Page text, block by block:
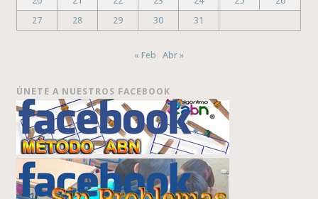
27
28 29 30 31
« Feb Abr »
ÚNETE A NUESTROS FACEBOOK